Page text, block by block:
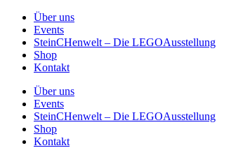
Über uns
Events
SteinCHenwelt – Die LEGOAusstellung
Shop
Kontakt
Über uns
Events
SteinCHenwelt – Die LEGOAusstellung
Shop
Kontakt